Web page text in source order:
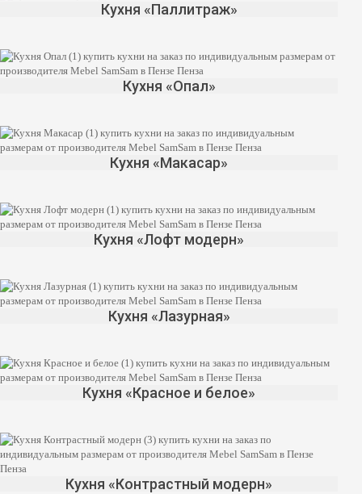
Кухня «Паллитраж»
Кухня «Опал»
Кухня «Макасар»
Кухня «Лофт модерн»
Кухня «Лазурная»
Кухня «Красное и белое»
Кухня «Контрастный модерн»